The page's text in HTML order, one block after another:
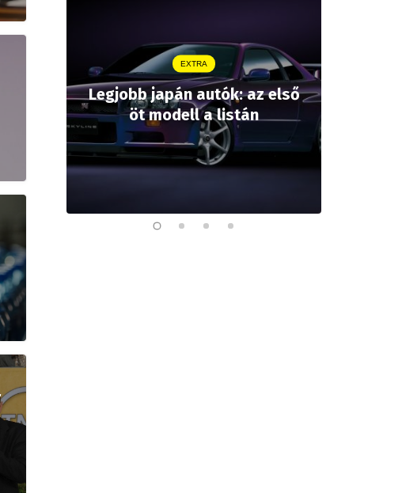
EXTRA
Legjobb japán autók: az első
öt modell a listán